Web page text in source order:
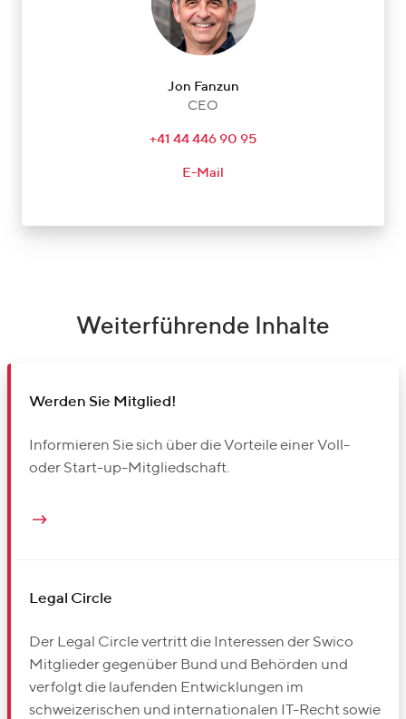
Jon Fanzun
CEO
+41 44 446 90 95
E-Mail
Weiterführende Inhalte
Werden Sie Mitglied!
Informieren Sie sich über die Vorteile einer Voll-
oder Start-up-Mitgliedschaft.
Legal Circle
Der Legal Circle vertritt die Interessen der Swico
Mitglieder gegenüber Bund und Behörden und
verfolgt die laufenden Entwicklungen im
schweizerischen und internationalen IT-Recht sowie